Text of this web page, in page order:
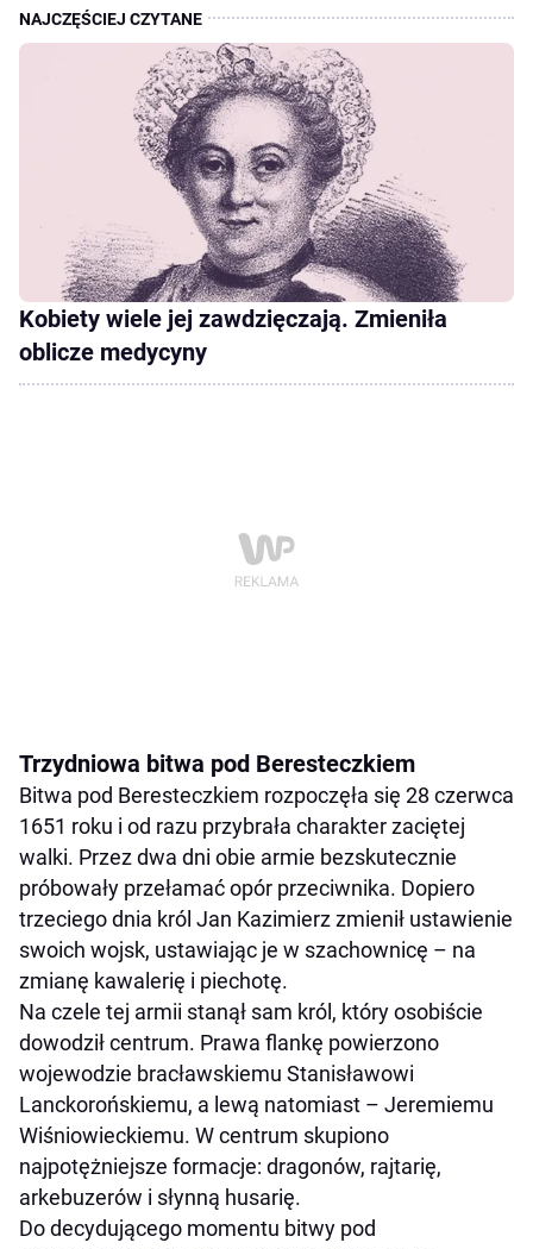
Kobiety wiele jej zawdzięczają. Zmieniła
oblicze medycyny
Trzydniowa bitwa pod Beresteczkiem
Bitwa pod Beresteczkiem rozpoczęła się 28 czerwca
1651 roku i od razu przybrała charakter zaciętej
walki. Przez dwa dni obie armie bezskutecznie
próbowały przełamać opór przeciwnika. Dopiero
trzeciego dnia król Jan Kazimierz zmienił ustawienie
swoich wojsk, ustawiając je w szachownicę – na
zmianę kawalerię i piechotę.
Na czele tej armii stanął sam król, który osobiście
dowodził centrum. Prawa flankę powierzono
wojewodzie bracławskiemu Stanisławowi
Lanckorońskiemu, a lewą natomiast – Jeremiemu
Wiśniowieckiemu. W centrum skupiono
najpotężniejsze formacje: dragonów, rajtarię,
arkebuzerów i słynną husarię.
Do decydującego momentu bitwy pod